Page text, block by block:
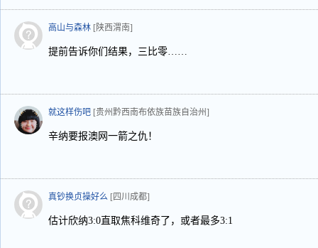
高山与森林 [陕西渭南]
提前告诉你们结果，三比零……
就这样伤吧 [贵州黔西南布依族苗族自治州]
辛纳要报澳网一箭之仇！
真钞换贞操好么 [四川成都]
估计欣纳3:0直取焦科维奇了，或者最多3:1